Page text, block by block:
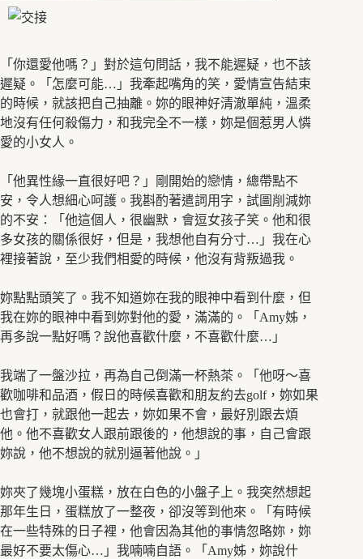
「你還愛他嗎？」對於這句問話，我不能遲疑，也不該
遲疑。「怎麼可能…」我牽起嘴角的笑，愛情宣告結束
的時候，就該把自己抽離。妳的眼神好清澈單純，溫柔
地沒有任何殺傷力，和我完全不一樣，妳是個惹男人憐
愛的小女人。
「他異性緣一直很好吧？」剛開始的戀情，總帶點不
安，令人想細心呵護。我斟酌著遣詞用字，試圖削減妳
的不安：「他這個人，很幽默，會逗女孩子笑。他和很
多女孩的關係很好，但是，我想他自有分寸…」我在心
裡接著說，至少我們相愛的時候，他沒有背叛過我。
妳點點頭笑了。我不知道妳在我的眼神中看到什麼，但
我在妳的眼神中看到妳對他的愛，滿滿的。「Amy姊，
再多說一點好嗎？說他喜歡什麼，不喜歡什麼…」
我端了一盤沙拉，再為自己倒滿一杯熱茶。「他呀～喜
歡咖啡和品酒，假日的時候喜歡和朋友約去golf，妳如果
也會打，就跟他一起去，妳如果不會，最好別跟去煩
他。他不喜歡女人跟前跟後的，他想說的事，自己會跟
妳說，他不想說的就別逼著他說。」
妳夾了幾塊小蛋糕，放在白色的小盤子上。我突然想起
那年生日，蛋糕放了一整夜，卻沒等到他來。「有時候
在一些特殊的日子裡，他會因為其他的事情忽略妳，妳
最好不要太傷心…」我喃喃自語。「Amy姊，妳說什